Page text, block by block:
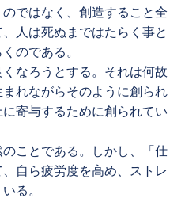
ではなく、創造すること全
人は死ぬまではたらく事と
のである。
なろうとする。それは何故
れながらそのように創られ
寄与するために創られてい
ことである。しかし、「仕
自ら疲労度を高め、ストレ
る。